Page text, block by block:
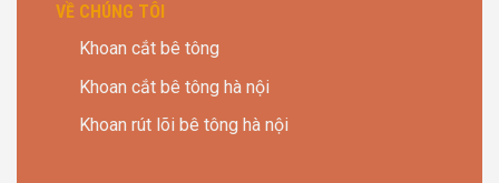
VỀ CHÚNG TÔI
Khoan cắt bê tông
Khoan cắt bê tông hà nội
Khoan rút lõi bê tông hà nội